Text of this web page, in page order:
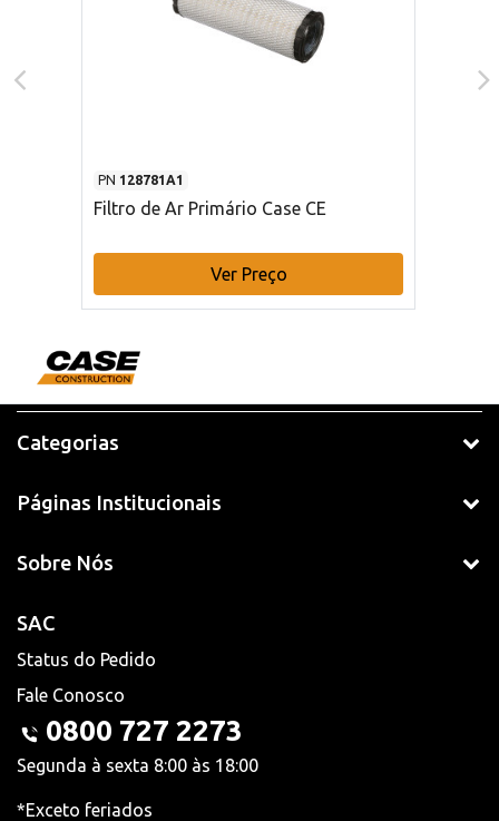
PN 128781A1
Filtro de Ar Primário Case CE
Ver Preço
Categorias
Páginas Institucionais
Sobre Nós
SAC
Status do Pedido
Fale Conosco
0800 727 2273
Segunda à sexta 8:00 às 18:00
*Exceto feriados